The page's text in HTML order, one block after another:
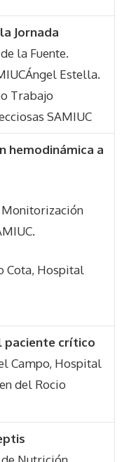
Jornada
la Fuente.
Estella.
Trabajo
SAMIUC
hemodinámica a
Cota, Hospital
paciente crítico
Campo, Hospital
del Rocio